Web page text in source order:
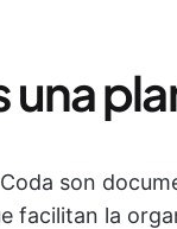
una
son
facilitan la